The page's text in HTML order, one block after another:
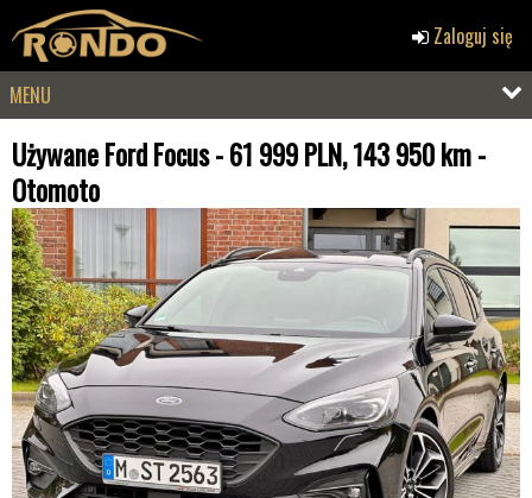
Zaloguj się
MENU
Używane Ford Focus - 61 999 PLN, 143 950 km -
Otomoto